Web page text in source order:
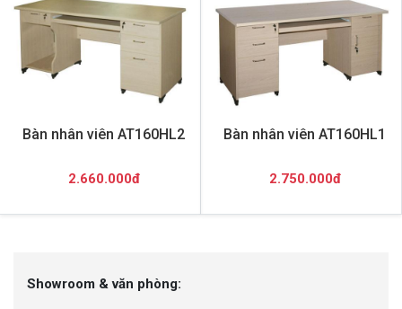
Bàn nhân viên AT160HL2
2.660.000đ
Bàn nhân viên AT160HL1
2.750.000đ
Showroom & văn phòng: